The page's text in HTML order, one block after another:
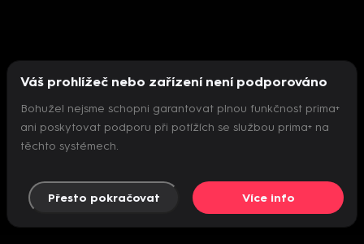
Nepodařilo se inicializovat přehrávač
Váš prohlížeč nebo zařízení není podporováno
Bohužel nejsme schopni garantovat plnou funkčnost prima+
ani poskytovat podporu při potížích se službou prima+ na
těchto systémech.
Přesto pokračovat Více info